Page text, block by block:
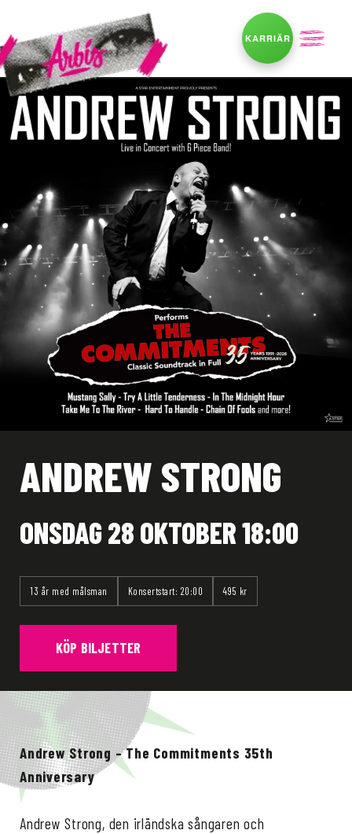
ANDREW STRONG
ONSDAG 28 OKTOBER 18:00
13 år med målsman Konsertstart: 20:00 495 kr
KÖP BILJETTER
Andrew Strong – The Commitments 35th
Anniversary
Andrew Strong, den irländska sångaren och
KARRIÄR